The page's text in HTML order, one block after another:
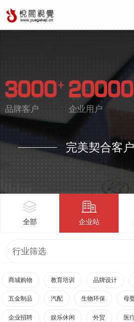
品牌客户 企业用户
完美契合客
全部 企业站
行业筛选
商城购物 教育培训 品牌设计
五金制品 汽配 生物环保 母
企业招聘 娱乐休闲 外贸 医